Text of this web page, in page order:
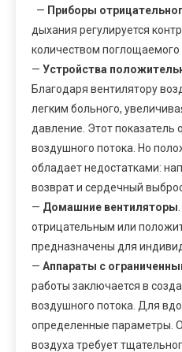
— Приборы
дыхания регулируется
количеством поглощаемого
— Устройства
Благодаря вентилятору
легким больного,
давление. Этот
воздушного потока. Но
обладает недостатками:
возврат и сердечный
— Домашние вентиляторы
отрицательным или
предназначены для
— Аппараты с
работы заключается в
воздушного потока. Для
определенные параметры.
воздуха требует